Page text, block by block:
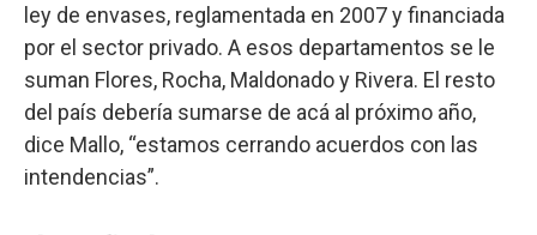
ley de envases, reglamentada en 2007 y financiada
por el sector privado. A esos departamentos se le
suman Flores, Rocha, Maldonado y Rivera. El resto
del país debería sumarse de acá al próximo año,
dice Mallo, “estamos cerrando acuerdos con las
intendencias”.